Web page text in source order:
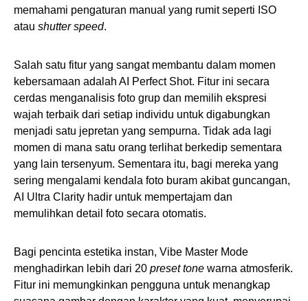
memahami pengaturan manual yang rumit seperti ISO
atau shutter speed.
Salah satu fitur yang sangat membantu dalam momen
kebersamaan adalah AI Perfect Shot. Fitur ini secara
cerdas menganalisis foto grup dan memilih ekspresi
wajah terbaik dari setiap individu untuk digabungkan
menjadi satu jepretan yang sempurna. Tidak ada lagi
momen di mana satu orang terlihat berkedip sementara
yang lain tersenyum. Sementara itu, bagi mereka yang
sering mengalami kendala foto buram akibat guncangan,
AI Ultra Clarity hadir untuk mempertajam dan
memulihkan detail foto secara otomatis.
Bagi pencinta estetika instan, Vibe Master Mode
menghadirkan lebih dari 20 preset tone warna atmosferik.
Fitur ini memungkinkan pengguna untuk menangkap